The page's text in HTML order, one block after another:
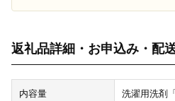
返礼品詳細・お申込み・配
内容量
洗濯用洗剤